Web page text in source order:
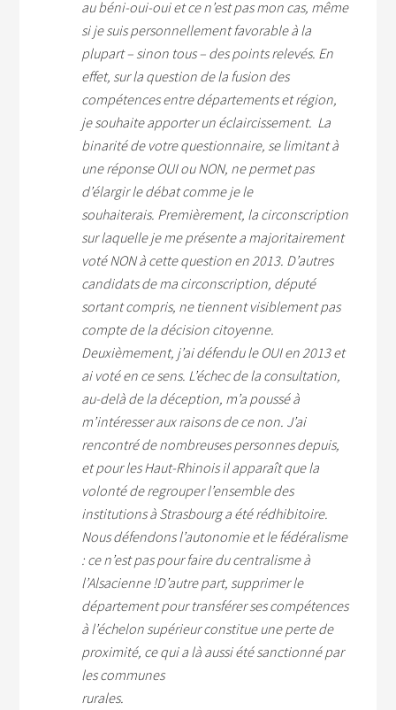
au béni-oui-oui et ce n’est pas mon cas, même
si je suis personnellement favorable à la
plupart – sinon tous – des points relevés. En
effet, sur la question de la fusion des
compétences entre départements et région,
je souhaite apporter un éclaircissement. La
binarité de votre questionnaire, se limitant à
une réponse OUI ou NON, ne permet pas
d’élargir le débat comme je le
souhaiterais. Premièrement, la circonscription
sur laquelle je me présente a majoritairement
voté NON à cette question en 2013. D’autres
candidats de ma circonscription, député
sortant compris, ne tiennent visiblement pas
compte de la décision citoyenne.
Deuxièmement, j’ai défendu le OUI en 2013 et
ai voté en ce sens. L’échec de la consultation,
au-delà de la déception, m’a poussé à
m’intéresser aux raisons de ce non. J’ai
rencontré de nombreuses personnes depuis,
et pour les Haut-Rhinois il apparaît que la
volonté de regrouper l’ensemble des
institutions à Strasbourg a été rédhibitoire.
Nous défendons l’autonomie et le fédéralisme
: ce n’est pas pour faire du centralisme à
l’Alsacienne !D’autre part, supprimer le
département pour transférer ses compétences
à l’échelon supérieur constitue une perte de
proximité, ce qui a là aussi été sanctionné par
les communes
rurales.